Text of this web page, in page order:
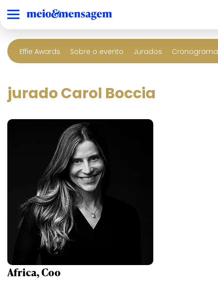
Effie Awards Sobre o evento Jurados
jurado Carol Boccia
Africa, Coo